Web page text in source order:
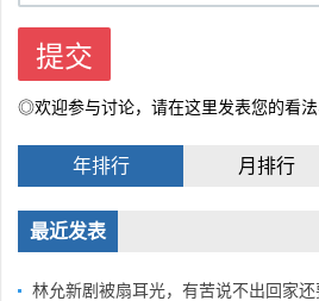
◎欢迎参与讨论，请在这里发表您的看法
年排行 月排行
最近发表
林允新剧被扇耳光，有苦说不出回家还